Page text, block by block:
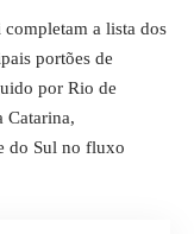
a lista dos
portões de
por Rio de
Catarina,
do Sul no fluxo